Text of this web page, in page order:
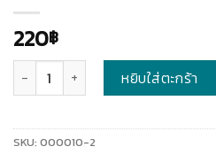
220฿
หยิบใส่ตะกร้า
SKU: 000010-2